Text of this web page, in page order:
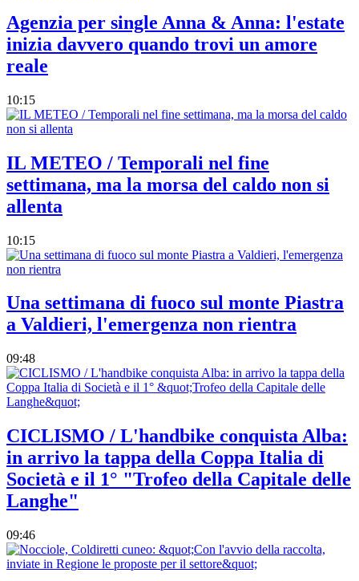
Agenzia per single Anna & Anna: l'estate
inizia davvero quando trovi un amore
reale
10:15
IL METEO / Temporali nel fine
settimana, ma la morsa del caldo non si
allenta
10:15
Una settimana di fuoco sul monte Piastra
a Valdieri, l'emergenza non rientra
09:48
CICLISMO / L'handbike conquista Alba:
in arrivo la tappa della Coppa Italia di
Società e il 1° "Trofeo della Capitale delle
Langhe"
09:46